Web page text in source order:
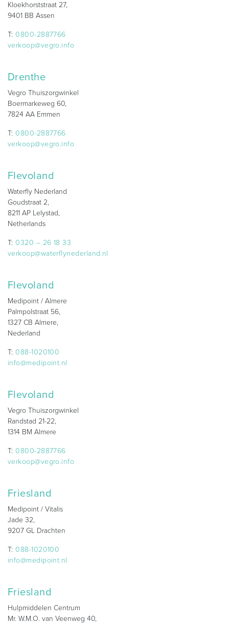
Kloekhorststraat 27,
9401 BB Assen
T:0800-2887766
verkoop@vegro.info
Drenthe
Vegro Thuiszorgwinkel
Boermarkeweg 60,
7824 AA Emmen
T:0800-2887766
verkoop@vegro.info
Flevoland
Waterfly Nederland
Goudstraat 2,
8211 AP Lelystad,
Netherlands
T:0320 – 26 18 33
verkoop@waterflynederland.nl
Flevoland
Medipoint / Almere
Palmpolstraat 56,
1327 CB Almere,
Nederland
T:088-1020100
info@medipoint.nl
Flevoland
Vegro Thuiszorgwinkel
Randstad 21-22,
1314 BM Almere
T:0800-2887766
verkoop@vegro.info
Friesland
Medipoint / Vitalis
Jade 32,
9207 GL Drachten
T:088-1020100
info@medipoint.nl
Friesland
Hulpmiddelen Centrum
Mr. W.M.O. van Veenweg 40,